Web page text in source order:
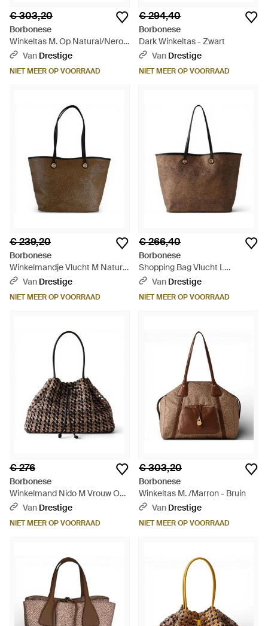
€ 303,20
Borbonese
Winkeltas M. Op Natural/Nero -
Zwart
Van Drestige
NIET MEER OP VOORRAAD
€ 294,40
Borbonese
Dark Winkeltas - Zwart
Van Drestige
NIET MEER OP VOORRAAD
€ 239,20
Borbonese
Winkelmandje Vlucht M Natural
And Op - Bruin
Van Drestige
NIET MEER OP VOORRAAD
€ 266,40
Borbonese
Shopping Bag Vlucht L
Natuurlijke En Zwarte Vrouw -
Van Drestige
NIET MEER OP VOORRAAD
€ 276
Borbonese
Winkelmand Nido M Vrouw Op
- Zwart
Van Drestige
NIET MEER OP VOORRAAD
€ 303,20
Borbonese
Winkeltas M. /Marron - Bruin
Van Drestige
NIET MEER OP VOORRAAD